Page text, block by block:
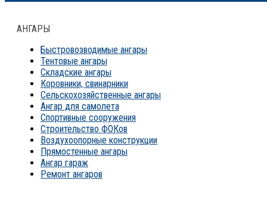
АНГАРЫ
Быстровозводимые ангары
Тентовые ангары
Складские ангары
Коровники, свинарники
Сельскохозяйственные ангары
Ангар для самолета
Спортивные сооружения
Строительство ФОКов
Воздухоопорные конструкции
Прямостенные ангары
Ангар гараж
Ремонт ангаров